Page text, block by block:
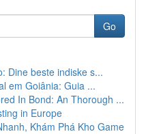
Go
Dine beste indiske s...
em Goiânia: Guia ...
In Bond: An Thorough ...
in Europe
Khám Phá Kho Game